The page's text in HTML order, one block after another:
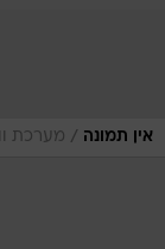
אין תמונה / מערכת